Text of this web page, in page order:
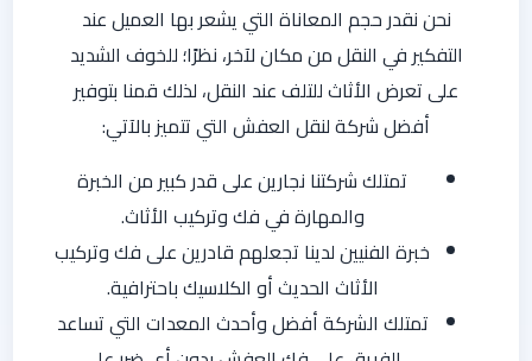
نحن نقدر حجم المعاناة التي يشعر بها العميل عند
التفكير في النقل من مكان لآخر، نظرًا؛ للخوف الشديد
على تعرض الأثاث للتلف عند النقل، لذلك قمنا بتوفير
أفضل شركة لنقل العفش التي تتميز بالآتي:
تمتلك شركتنا نجارين على قدر كبير من الخبرة
والمهارة في فك وتركيب الأثاث.
خبرة الفنيين لدينا تجعلهم قادرين على فك وتركيب
الأثاث الحديث أو الكلاسيك باحترافية.
تمتلك الشركة أفضل وأحدث المعدات التي تساعد